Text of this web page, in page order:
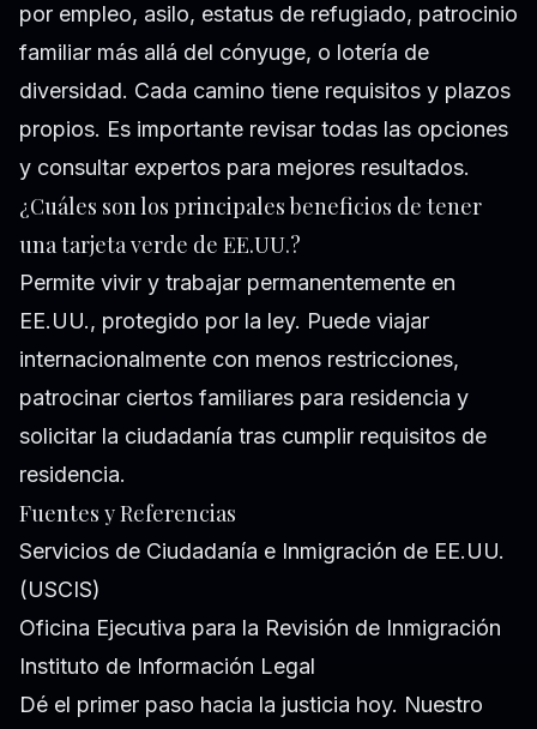
por empleo, asilo, estatus de refugiado, patrocinio
familiar más allá del cónyuge, o lotería de
diversidad. Cada camino tiene requisitos y plazos
propios. Es importante revisar todas las opciones
y consultar expertos para mejores resultados.
¿Cuáles son los principales beneficios de tener
una tarjeta verde de EE.UU.?
Permite vivir y trabajar permanentemente en
EE.UU., protegido por la ley. Puede viajar
internacionalmente con menos restricciones,
patrocinar ciertos familiares para residencia y
solicitar la ciudadanía tras cumplir requisitos de
residencia.
Fuentes y Referencias
Servicios de Ciudadanía e Inmigración de EE.UU.
(USCIS)
Oficina Ejecutiva para la Revisión de Inmigración
Instituto de Información Legal
Dé el primer paso hacia la justicia hoy. Nuestro